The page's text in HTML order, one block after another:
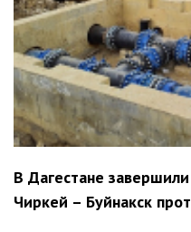
В Дагестане
Чиркей – Буйнакск